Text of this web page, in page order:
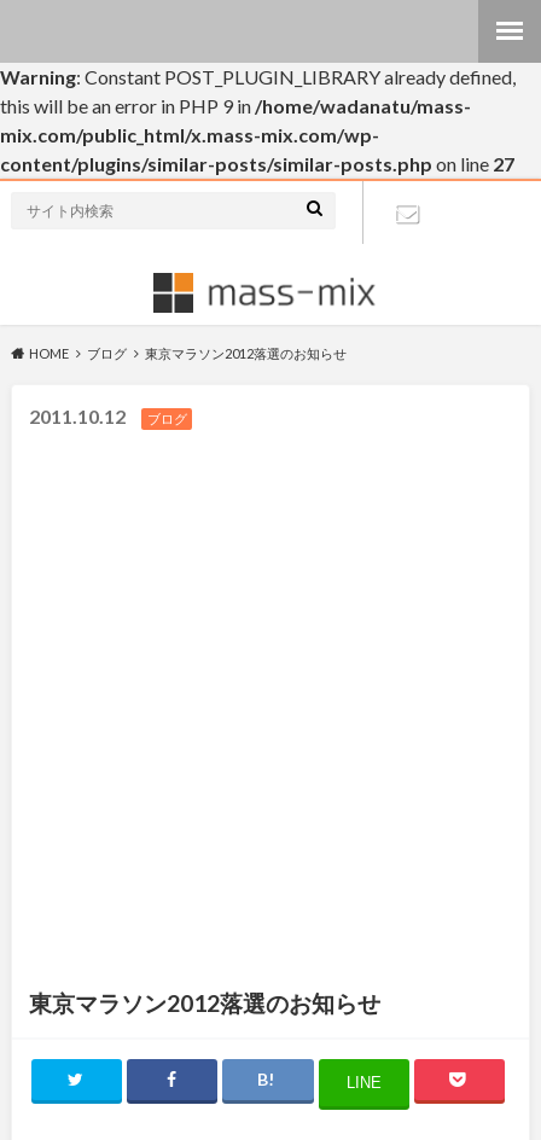
Warning: Constant POST_PLUGIN_LIBRARY already defined,
this will be an error in PHP 9 in/home/wadanatu/mass-
mix.com/public_html/x.mass-mix.com/wp-
content/plugins/similar-posts/similar-posts.php on line 27
せ
HOME ブログ 東京マラソン2012落選のお知らせ
2011.10.12 ブログ
東京マラソン2012落選のお知らせ
LINE